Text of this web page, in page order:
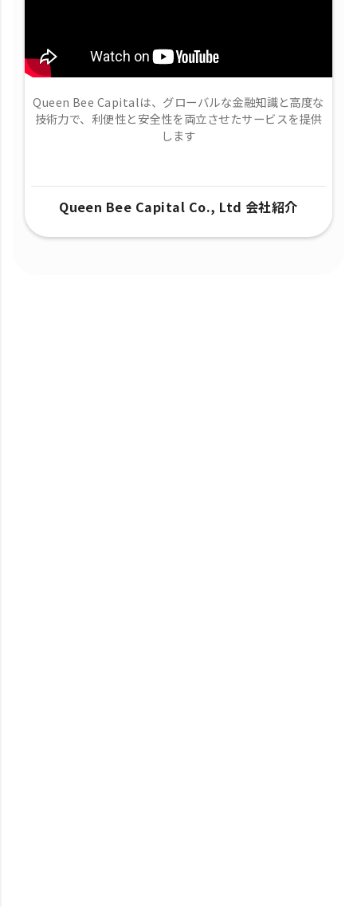
Queen Bee Capitalは、グローバルな金融知識と高度な
技術力で、​利便性と安全性を両立させたサービスを提供
します
Queen Bee Capital Co., Ltd 会社紹介